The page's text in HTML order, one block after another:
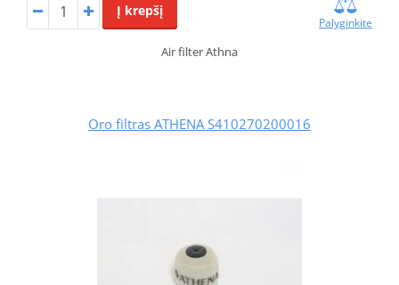
Į krepšį
Palyginkite
Air filter Athna
Oro filtras ATHENA S410270200016